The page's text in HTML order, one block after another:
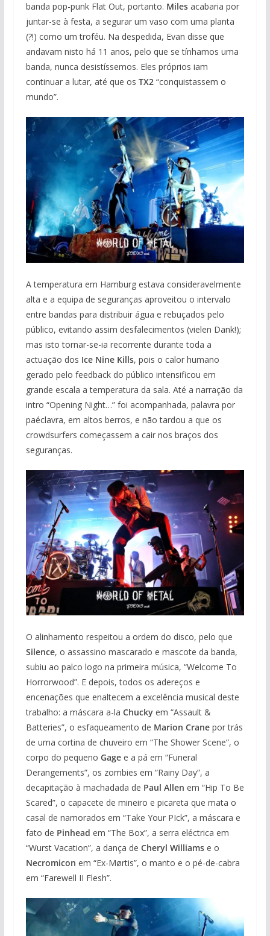
banda pop-punk Flat Out, portanto. Milesacabaria por
juntar-se à festa, a segurar um vaso com uma planta
(?!) como um troféu. Na despedida, Evan disse que
andavam nisto há 11 anos, pelo que se tínhamos uma
banda, nunca desistíssemos. Eles próprios iam
continuar a lutar, até que os TX2“conquistassem o
mundo”.
A temperatura em Hamburg estava consideravelmente
alta e a equipa de seguranças aproveitou o intervalo
entre bandas para distribuir água e rebuçados pelo
público, evitando assim desfalecimentos (vielen Dank!);
mas isto tornar-se-ia recorrente durante toda a
actuação dos Ice Nine Kills, pois o calor humano
gerado pelo feedback do público intensificou em
grande escala a temperatura da sala. Até a narração da
intro “Opening Night…” foi acompanhada, palavra por
paéclavra, em altos berros, e não tardou a que os
crowdsurfers começassem a cair nos braços dos
seguranças.
O alinhamento respeitou a ordem do disco, pelo que
Silence, o assassino mascarado e mascote da banda,
subiu ao palco logo na primeira música, “Welcome To
Horrorwood”. E depois, todos os adereços e
encenações que enaltecem a excelência musical deste
trabalho: a máscara a-la Chuckyem “Assault &
Batteries”, o esfaqueamento de Marion Cranepor trás
de uma cortina de chuveiro em “The Shower Scene”, o
corpo do pequeno Gagee a pá em “Funeral
Derangements”, os zombies em “Rainy Day”, a
decapitação à machadada de Paul Allen em “Hip To Be
Scared”, o capacete de mineiro e picareta que mata o
casal de namorados em “Take Your PIck”, a máscara e
fato de Pinhead em “The Box”, a serra eléctrica em
“Wurst Vacation”, a dança de Cheryl Williamse o
Necromicon em “Ex-Mørtis”, o manto e o pé-de-cabra
em “Farewell II Flesh”.